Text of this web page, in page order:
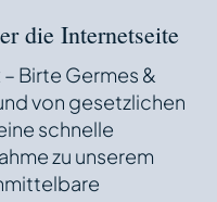
die Internetseite
Birte Germes &
von gesetzlichen
schnelle
zu unserem